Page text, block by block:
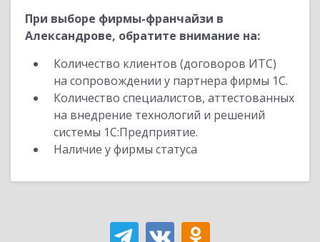
При выборе фирмы-франчайзи в
Александрове, обратите внимание на:
Количество клиентов (договоров ИТС)
на сопровождении у партнера фирмы 1С.
Количество специалистов, аттестованных
на внедрение технологий и решений
системы 1С:Предприятие.
Наличие у фирмы статуса